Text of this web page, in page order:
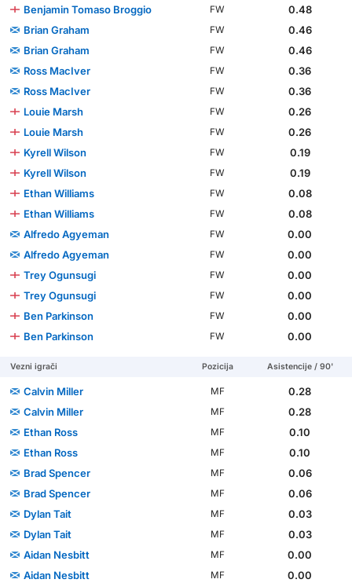
Benjamin Tomaso Broggio
FW
0.48
Brian Graham
FW
0.46
Brian Graham
FW
0.46
Ross MacIver
FW
0.36
Ross MacIver
FW
0.36
Louie Marsh
FW
0.26
Louie Marsh
FW
0.26
Kyrell Wilson
FW
0.19
Kyrell Wilson
FW
0.19
Ethan Williams
FW
0.08
Ethan Williams
FW
0.08
Alfredo Agyeman
FW
0.00
Alfredo Agyeman
FW
0.00
Trey Ogunsugi
FW
0.00
Trey Ogunsugi
FW
0.00
Ben Parkinson
FW
0.00
Ben Parkinson
FW 0.00
Vezni igrači Pozicija Asistencije / 90'
Calvin Miller MF
0.28
Calvin Miller
MF
0.28
Ethan Ross
MF
0.10
Ethan Ross
MF
0.10
Brad Spencer
MF
0.06
Brad Spencer
MF
0.06
Dylan Tait
MF
0.03
Dylan Tait
MF
0.03
Aidan Nesbitt
MF
0.00
Aidan Nesbitt
MF
0.00